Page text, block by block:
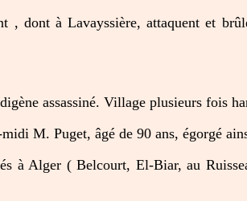
, dont à Lavayssière, attaquent et
assassiné. Village plusieurs fois
M. Puget, âgé de 90 ans, égorgé
à Alger ( Belcourt, El-Biar, au